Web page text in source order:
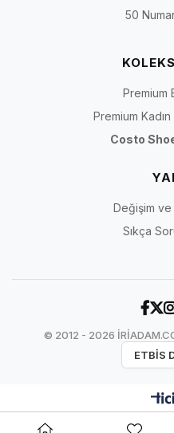
50
Premium
Premium
Costo
Değişim ve
Sıkça
© 2012 - 2026
ETBİS